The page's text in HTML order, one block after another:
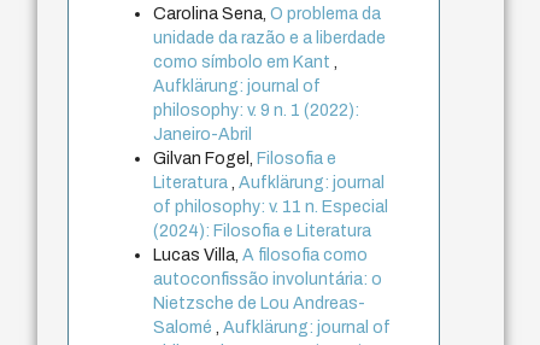
Carolina Sena,O problema da
unidade da razão e a liberdade
como símbolo em Kant,
Aufklärung: journal of
philosophy: v. 9 n. 1 (2022):
Janeiro-Abril
Gilvan Fogel, Filosofia e
Literatura,Aufklärung: journal
of philosophy: v. 11 n. Especial
(2024): Filosofia e Literatura
Lucas Villa,A filosofia como
autoconfissão involuntária: o
Nietzsche de Lou Andreas-
Salomé,Aufklärung: journal of